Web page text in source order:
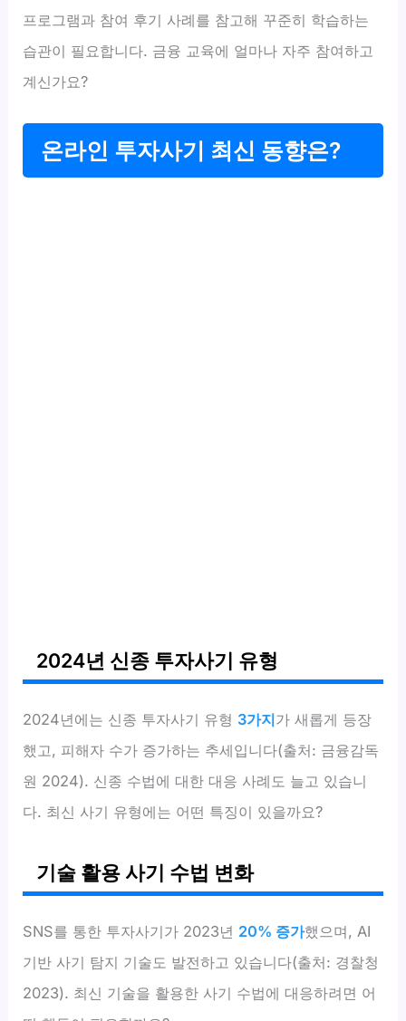
프로그램과 참여 후기 사례를 참고해 꾸준히 학습하는
습관이 필요합니다. 금융 교육에 얼마나 자주 참여하고
계신가요?
온라인 투자사기 최신 동향은?
2024년 신종 투자사기 유형
2024년에는 신종 투자사기 유형 3가지가 새롭게 등장
했고, 피해자 수가 증가하는 추세입니다(출처: 금융감독
원 2024). 신종 수법에 대한 대응 사례도 늘고 있습니
다. 최신 사기 유형에는 어떤 특징이 있을까요?
기술 활용 사기 수법 변화
SNS를 통한 투자사기가 2023년 20% 증가했으며, AI
기반 사기 탐지 기술도 발전하고 있습니다(출처: 경찰청
2023). 최신 기술을 활용한 사기 수법에 대응하려면 어